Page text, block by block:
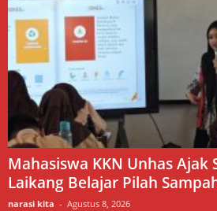
Mahasiswa KKN Unhas Ajak
Laikang Belajar Pilah
narasi kita - Agustus 8, 2026